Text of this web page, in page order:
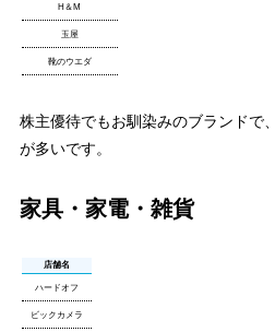
H＆M
玉屋
靴のウエダ
株主優待でもお馴染みのブランドで
が多いです。
家具・家電・雑貨
店舗名
ハードオフ
ビックカメラ